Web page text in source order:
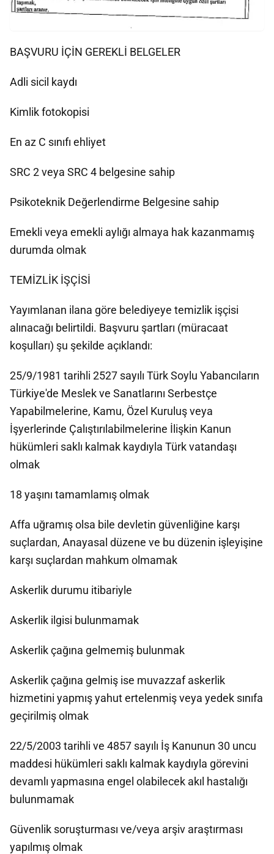
BAŞVURU İÇİN GEREKLİ BELGELER
Adli sicil kaydı
Kimlik fotokopisi
En az C sınıfı ehliyet
SRC 2 veya SRC 4 belgesine sahip
Psikoteknik Değerlendirme Belgesine sahip
Emekli veya emekli aylığı almaya hak kazanmamış
durumda olmak
TEMİZLİK İŞÇİSİ
Yayımlanan ilana göre belediyeye temizlik işçisi
alınacağı belirtildi. Başvuru şartları (müracaat
koşulları) şu şekilde açıklandı:
25/9/1981 tarihli 2527 sayılı Türk Soylu Yabancıların
Türkiye'de Meslek ve Sanatlarını Serbestçe
Yapabilmelerine, Kamu, Özel Kuruluş veya
İşyerlerinde Çalıştırılabilmelerine İlişkin Kanun
hükümleri saklı kalmak kaydıyla Türk vatandaşı
olmak
18 yaşını tamamlamış olmak
Affa uğramış olsa bile devletin güvenliğine karşı
suçlardan, Anayasal düzene ve bu düzenin işleyişine
karşı suçlardan mahkum olmamak
Askerlik durumu itibariyle
Askerlik ilgisi bulunmamak
Askerlik çağına gelmemiş bulunmak
Askerlik çağına gelmiş ise muvazzaf askerlik
hizmetini yapmış yahut ertelenmiş veya yedek sınıfa
geçirilmiş olmak
22/5/2003 tarihli ve 4857 sayılı İş Kanunun 30 uncu
maddesi hükümleri saklı kalmak kaydıyla görevini
devamlı yapmasına engel olabilecek akıl hastalığı
bulunmamak
Güvenlik soruşturması ve/veya arşiv araştırması
yapılmış olmak